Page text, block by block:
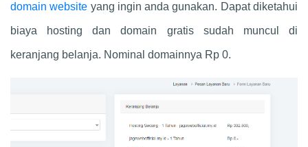
domain website yang ingin anda gunakan. Dapat diketahui
biaya hosting dan domain gratis sudah muncul di
keranjang belanja. Nominal domainnya Rp 0.